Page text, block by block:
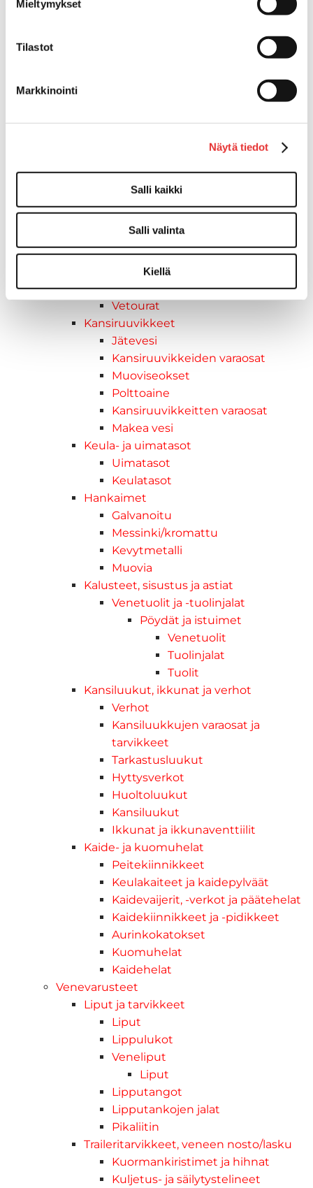
Mieltymykset
Tilastot
Markkinointi
Näytä tiedot
Salli kaikki
Salli valinta
Kiellä
Kuljetusramppien tarvikkeet
Venetuolit
Pollarit
Knaapit
Trailerikoukut
Venerenkaat ja silmukkapultit/-
ruuvit
Vetourat
Kansiruuvikkeet
Jätevesi
Kansiruuvikkeiden varaosat
Muoviseokset
Polttoaine
Kansiruuvikkeitten varaosat
Makea vesi
Keula- ja uimatasot
Uimatasot
Keulatasot
Hankaimet
Galvanoitu
Messinki/kromattu
Kevytmetalli
Muovia
Kalusteet, sisustus ja astiat
Venetuolit ja -tuolinjalat
Pöydät ja istuimet
Venetuolit
Tuolinjalat
Tuolit
Kansiluukut, ikkunat ja verhot
Verhot
Kansiluukkujen varaosat ja
tarvikkeet
Tarkastusluukut
Hyttysverkot
Huoltoluukut
Kansiluukut
Ikkunat ja ikkunaventtiilit
Kaide- ja kuomuhelat
Peitekiinnikkeet
Keulakaiteet ja kaidepylväät
Kaidevaijerit, -verkot ja päätehelat
Kaidekiinnikkeet ja -pidikkeet
Aurinkokatokset
Kuomuhelat
Kaidehelat
Venevarusteet
Liput ja tarvikkeet
Liput
Lippulukot
Veneliput
Liput
Lipputangot
Lipputankojen jalat
Pikaliitin
Traileritarvikkeet, veneen nosto/lasku
Kuormankiristimet ja hihnat
Kuljetus- ja säilytystelineet